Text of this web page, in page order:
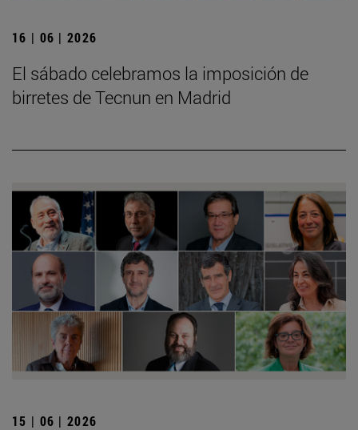
16 | 06 | 2026
El sábado celebramos la imposición de
birretes de Tecnun en Madrid
15 | 06 | 2026